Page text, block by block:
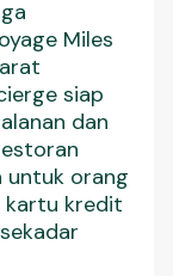
Miles
siap
dan
untuk orang
kartu kredit